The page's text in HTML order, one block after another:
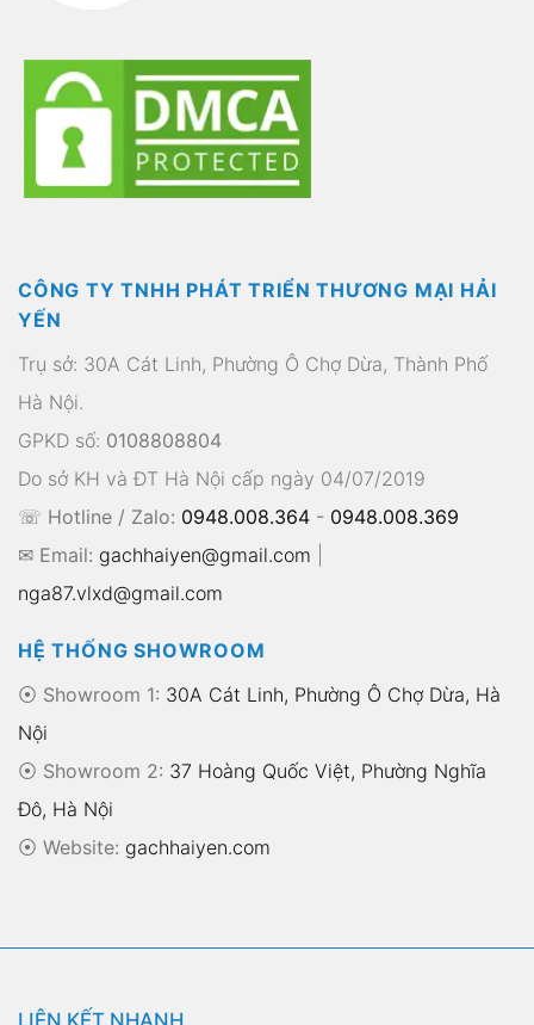
CÔNG TY TNHH PHÁT TRIỂN THƯƠNG MẠI HẢI
YẾN
Trụ sở: 30A Cát Linh, Phường Ô Chợ Dừa, Thành Phố
Hà Nội.
GPKD số: 0108808804
Do sở KH và ĐT Hà Nội cấp ngày 04/07/2019
☏ Hotline / Zalo: 0948.008.364 - 0948.008.369
✉ Email: gachhaiyen@gmail.com
nga87.vlxd@gmail.com
HỆ THỐNG SHOWROOM
⦿ Showroom 1: 30A Cát Linh, Phường Ô Chợ Dừa, Hà
Nội
⦿ Showroom 2: 37 Hoàng Quốc Việt, Phường Nghĩa
Đô, Hà Nội
⦿ Website: gachhaiyen.com
LIÊN KẾT NHANH